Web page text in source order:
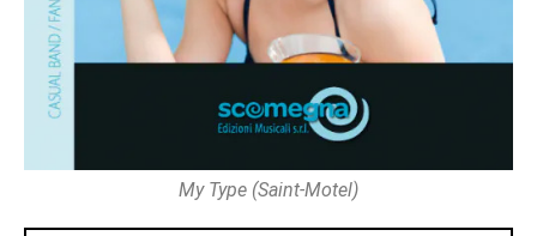
My Type (Saint-Motel)